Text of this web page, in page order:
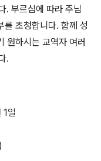
. 부르심에 따라 주님
를 초청합니다. 함께 성
원하시는 교역자 여러
.
일